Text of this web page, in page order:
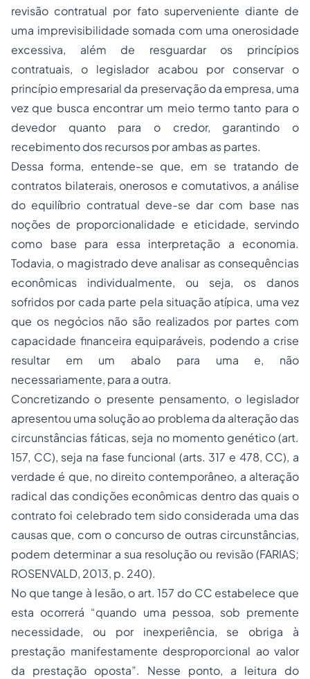
revisão contratual por fato superveniente diante de
uma imprevisibilidade somada com uma onerosidade
excessiva, além de resguardar os princípios
contratuais, o legislador acabou por conservar o
princípio empresarial da preservação da empresa, uma
vez que busca encontrar um meio termo tanto para o
devedor quanto para o credor, garantindo o
recebimento dos recursos por ambas as partes.
Dessa forma, entende-se que, em se tratando de
contratos bilaterais, onerosos e comutativos, a análise
do equilíbrio contratual deve-se dar com base nas
noções de proporcionalidade e eticidade, servindo
como base para essa interpretação a economia.
Todavia, o magistrado deve analisar as consequências
econômicas individualmente, ou seja, os danos
sofridos por cada parte pela situação atípica, uma vez
que os negócios não são realizados por partes com
capacidade financeira equiparáveis, podendo a crise
resultar em um abalo para uma e, não
necessariamente, para a outra.
Concretizando o presente pensamento, o legislador
apresentou uma solução ao problema da alteração das
circunstâncias fáticas, seja no momento genético (art.
157, CC), seja na fase funcional (arts. 317 e 478, CC), a
verdade é que, no direito contemporâneo, a alteração
radical das condições econômicas dentro das quais o
contrato foi celebrado tem sido considerada uma das
causas que, com o concurso de outras circunstâncias,
podem determinar a sua resolução ou revisão (FARIAS;
ROSENVALD, 2013, p. 240).
No que tange à lesão, o art. 157 do CC estabelece que
esta ocorrerá “quando uma pessoa, sob premente
necessidade, ou por inexperiência, se obriga à
prestação manifestamente desproporcional ao valor
da prestação oposta”. Nesse ponto, a leitura do